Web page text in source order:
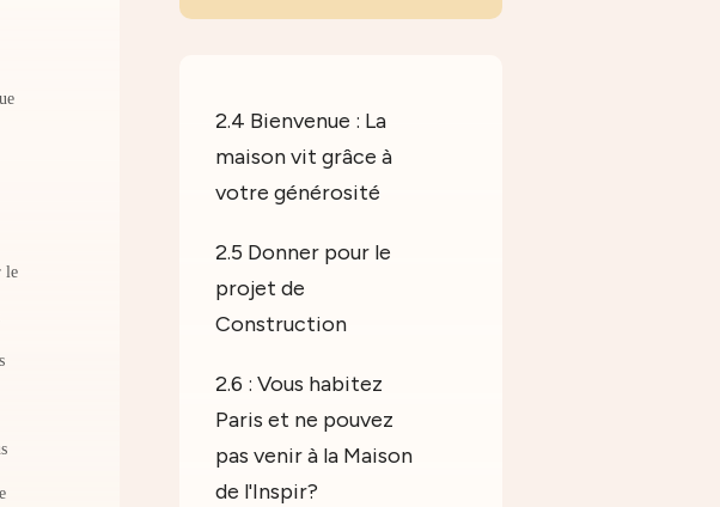
le
2.4 Bienvenue : La
maison vit grâce à
votre générosité
2.5 Donner pour le
projet de
Construction
2.6 : Vous habitez
Paris et ne pouvez
pas venir à la Maison
de l'Inspir?